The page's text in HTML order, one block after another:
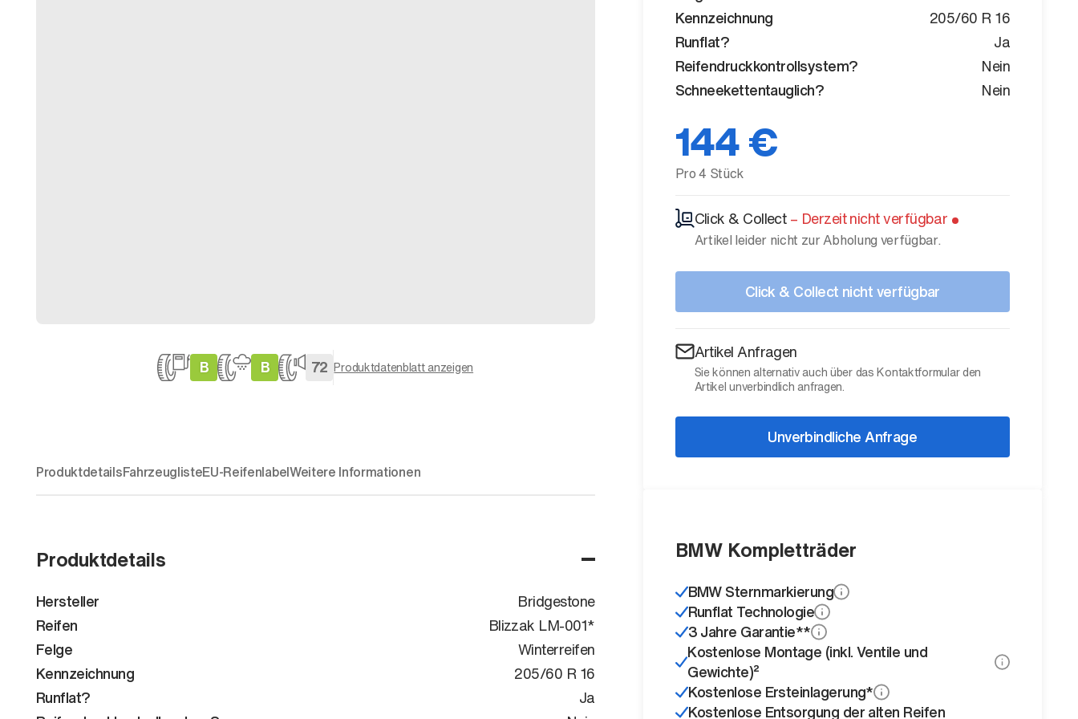
ProduktdetailsFahrzeuglisteEU-ReifenlabelWeitere Informationen
Produktdetails
Hersteller
Bridgestone
Reifen
Blizzak LM-001*
Felge
Winterreifen
Kennzeichnung
205/60 R 16
Runflat?
Ja
B B 72 Produktdatenblatt anzeigen
Kennzeichnung
205/60 R 16
Runflat?
Ja
Reifendruckkontrollsystem?
Nein
Schneekettentauglich?
Nein
144 €
Pro 4 Stück
Click & Collect– Derzeit nicht verfügbar
Artikel leider nicht zur Abholung verfügbar.
Click & Collect nicht verfügbar
Artikel Anfragen
Sie können alternativ auch über das Kontaktformular den
Artikel unverbindlich anfragen.
Unverbindliche Anfrage
BMW Kompletträder
BMW Sternmarkierung
Runflat Technologie
3 Jahre Garantie**
Kostenlose Montage (inkl. Ventile und
Gewichte)²
Kostenlose Ersteinlagerung*
Kostenlose Entsorgung der alten Reifen